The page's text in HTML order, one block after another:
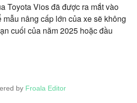
Toyota Vios đã được ra mắt vào
nâng cấp lớn của xe sẽ không
cuối của năm 2025 hoặc đầu
by Froala Editor